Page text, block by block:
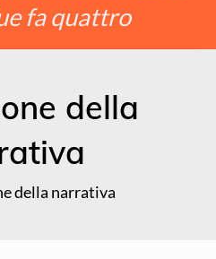
fa quattro
della
della narrativa